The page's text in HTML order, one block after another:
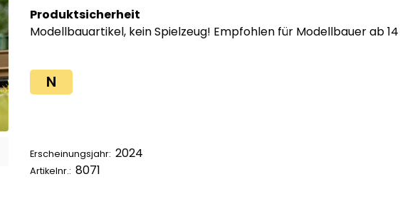
Produktsicherheit
Modellbauartikel, kein Spielzeug! Empfohlen für Modellbauer ab
N
Erscheinungsjahr: 2024
Artikelnr.: 8071